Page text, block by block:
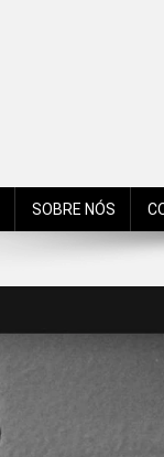
SOBRE NÓS